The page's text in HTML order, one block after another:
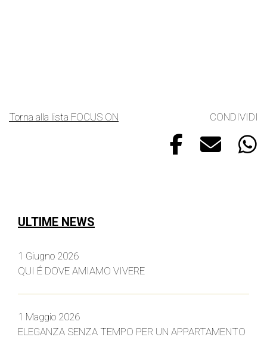
ULTIME NEWS
QUI É DOVE AMIAMO VIVERE
1 Giugno 2026
ELEGANZA SENZA TEMPO PER UN APPARTAMENTO
1 Maggio 2026
Torna alla lista FOCUS ON CONDIVIDI